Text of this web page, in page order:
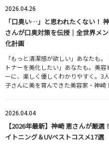
2026.04.26
「口臭い…」と思われたくない！
さんが口臭対策を伝授｜全世界メ
化計画
「もっと清潔感が欲しい」あなたも。
トナーを美化したい」あなたも。美容
ーに、楽しく優しくわかりやすく。3
子さんに美を育んできた美容家・神崎
2026.04.04
【2026年最新】神崎 恵さんが厳選
イトニング＆UVベストコスメ17選